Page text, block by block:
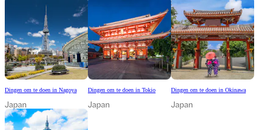
Dingen om te doen in Nagoya
Japan
Dingen om te doen in Tokio
Japan
Dingen om te doen in Okinawa
Japan